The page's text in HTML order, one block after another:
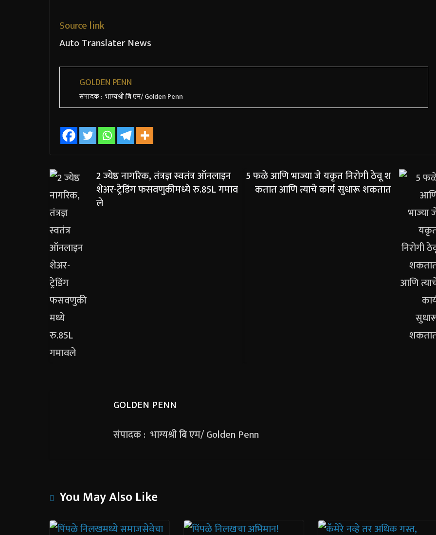
Source link
Auto Translater News
GOLDEN PENN
संपादक : भाग्यश्री बि एम/ Golden Penn
2 ज्येष्ठ नागरिक, तंत्रज्ञ स्वतंत्र ऑनलाइन
शेअर-ट्रेडिंग फसवणुकीमध्ये रु.85L गमाव
ले
5 फळे आणि भाज्या जे यकृत निरोगी ठेवू श
कतात आणि त्याचे कार्य सुधारू शकतात
GOLDEN PENN
संपादक : भाग्यश्री बि एम/ Golden Penn
You May Also Like